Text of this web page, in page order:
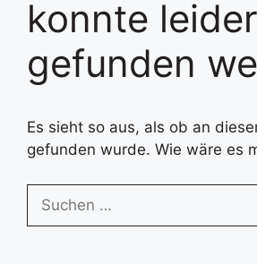
konnte
gefunden
Es sieht so aus, als ob an
gefunden wurde. Wie wäre es
nach: